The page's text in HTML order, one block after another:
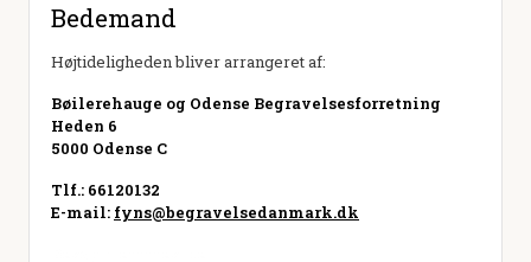
Bedemand
Højtideligheden bliver arrangeret af:
Bøilerehauge og Odense Begravelsesforretning
Heden 6
5000 Odense C
Tlf.: 66120132
E-mail: fyns@begravelsedanmark.dk